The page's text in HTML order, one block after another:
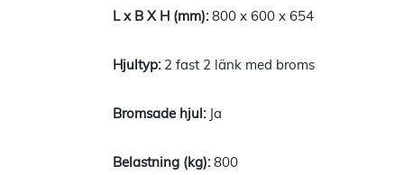
800 x 600 x 654
2 fast 2 länk med broms
Ja
800